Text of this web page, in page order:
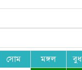
সোম মঙ্গল বুধ